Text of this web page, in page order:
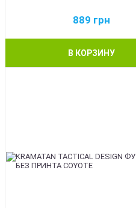
889 грн
В КОРЗИНУ